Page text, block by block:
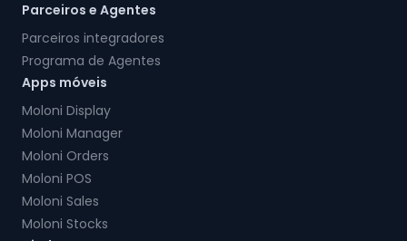
Parceiros e Agentes
Parceiros integradores
Programa de Agentes
Apps móveis
Moloni Display
Moloni Manager
Moloni Orders
Moloni POS
Moloni Sales
Moloni Stocks